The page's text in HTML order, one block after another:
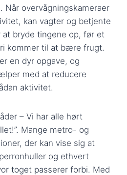
overvågningskameraer
kan vagter og betjente
bryde tingene op, før et
kommer til at bære frugt.
en dyr opgave, og
med at reducere
aktivitet.
– Vi har alle hørt
Mange metro- og
der kan vise sig at
og ethvert
toget passerer forbi. Med